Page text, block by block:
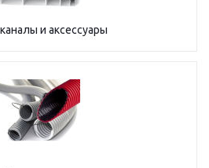
и аксессуары